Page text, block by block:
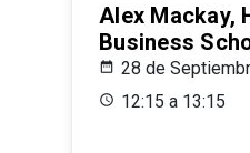
Alex Mackay,
Business
28 de
12:15 a 13:15